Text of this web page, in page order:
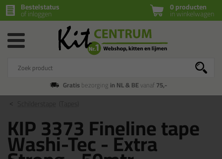
0 producten
in winkelwagen
Bestelstatus
of inloggen
Gratisbezorging in NL & BEvanaf75,-
KIP 3373 Fineline tape
Washi-Tec - Extra